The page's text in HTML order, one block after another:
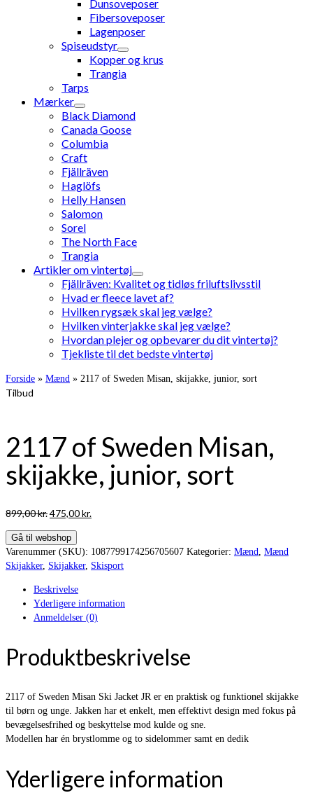
Dunsoveposer
Fibersoveposer
Lagenposer
Spiseudstyr
Kopper og krus
Trangia
Tarps
Mærker
Black Diamond
Canada Goose
Columbia
Craft
Fjällräven
Haglöfs
Helly Hansen
Salomon
Sorel
The North Face
Trangia
Artikler om vintertøj
Fjällräven: Kvalitet og tidløs friluftslivsstil
Hvad er fleece lavet af?
Hvilken rygsæk skal jeg vælge?
Hvilken vinterjakke skal jeg vælge?
Hvordan plejer og opbevarer du dit vintertøj?
Tjekliste til det bedste vintertøj
Forside » Mænd » 2117 of Sweden Misan, skijakke, junior, sort
Tilbud
2117 of Sweden Misan,
skijakke, junior, sort
899,00kr.Den
pris
var:
899,00 kr..
475,00kr.
er:
475,00 kr..
Gå til webshop
Varenummer (SKU): 1087799174256705607 Kategorier: Mænd
Mænd
Skijakker, Skijakker, Skisport
Beskrivelse
Yderligere information
Anmeldelser (0)
Produktbeskrivelse
2117 of Sweden Misan Ski Jacket JR er en praktisk og funktionel skijakke
til børn og unge. Jakken har et enkelt, men effektivt design med fokus på
bevægelsesfrihed og beskyttelse mod kulde og sne.
Modellen har én brystlomme og to sidelommer samt en dedik
Yderligere information